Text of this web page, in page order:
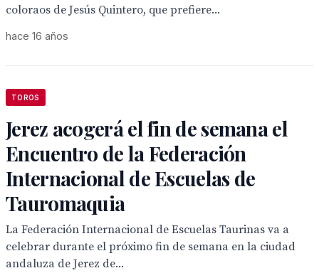
coloraos de Jesús Quintero, que prefiere...
hace 16 años
TOROS
Jerez acogerá el fin de semana el
Encuentro de la Federación
Internacional de Escuelas de
Tauromaquia
La Federación Internacional de Escuelas Taurinas va a
celebrar durante el próximo fin de semana en la ciudad
andaluza de Jerez de...